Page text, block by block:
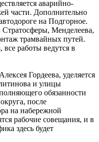
аварийно-
части. Дополнительно
на Подгорное.
Стратосферы, Менделеева,
трамвайных путей.
работы ведутся в
Гордеева, уделяется
и улицы
обязанности
после
на набережной
рабочие совещания, и в
здесь будет